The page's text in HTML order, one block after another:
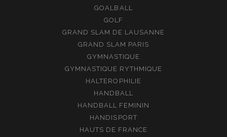
GOALBALL
GOLF
GRAND SLAM DE LAUSANNE
GRAND SLAM PARIS
GYMNASTIQUE
GYMNASTIQUE RYTHMIQUE
HALTEROPHILIE
HANDBALL
HANDBALL FEMININ
HANDISPORT
HAUTS DE FRANCE